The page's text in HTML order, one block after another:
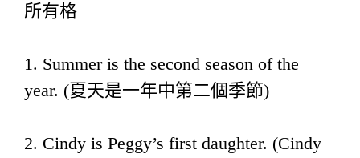
所有格
1. Summer is the second season of the
year. (夏天是一年中第二個季節)
2. Cindy is Peggy’s first daughter. (Cindy